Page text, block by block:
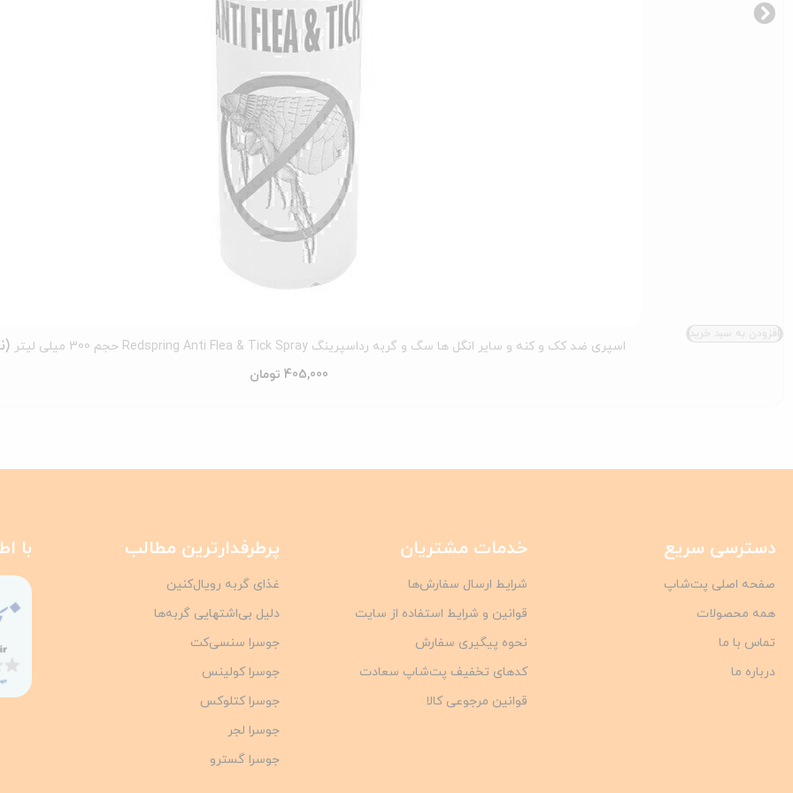
اسپری ضد کک و کنه و سایر انگل ها سگ و گربه رداسپرینگ Redspring Anti Flea & Tick Spray حجم 300 میلی لیتر
405,000 تومان
دسترسی سریع
صفحه اصلی پت‌شاپ
همه محصولات
تماس با ما
درباره ما
خدمات مشتریان
شرایط ارسال سفارش‌ها
قوانین و شرایط استفاده از سایت
نحوه پیگیری سفارش
کدهای تخفیف پت‌شاپ سعادت
قوانین مرجوعی کالا
پرطرفدارترین مطالب
غذای گربه رویال‌کنین
دلیل بی‌اشتهایی گربه‌ها
جوسرا سنسی‌کت
جوسرا کولینس
جوسرا کتلوکس
جوسرا لجر
جوسرا گسترو
با